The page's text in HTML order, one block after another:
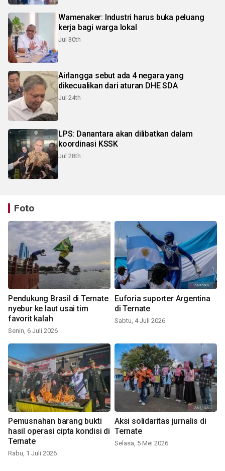
Wamenaker: Industri harus buka peluang
kerja bagi warga lokal
Jul 30th
Airlangga sebut ada 4 negara yang
dikecualikan dari aturan DHE SDA
Jul 24th
LPS: Danantara akan dilibatkan dalam
koordinasi KSSK
Jul 28th
Foto
Pendukung Brasil di Ternate
nyebur ke laut usai tim
favorit kalah
Senin, 6 Juli 2026
Euforia suporter Argentina
di Ternate
Sabtu, 4 Juli 2026
Pemusnahan barang bukti
hasil operasi cipta kondisi di
Ternate
Rabu, 1 Juli 2026
Aksi solidaritas jurnalis di
Ternate
Selasa, 5 Mei 2026